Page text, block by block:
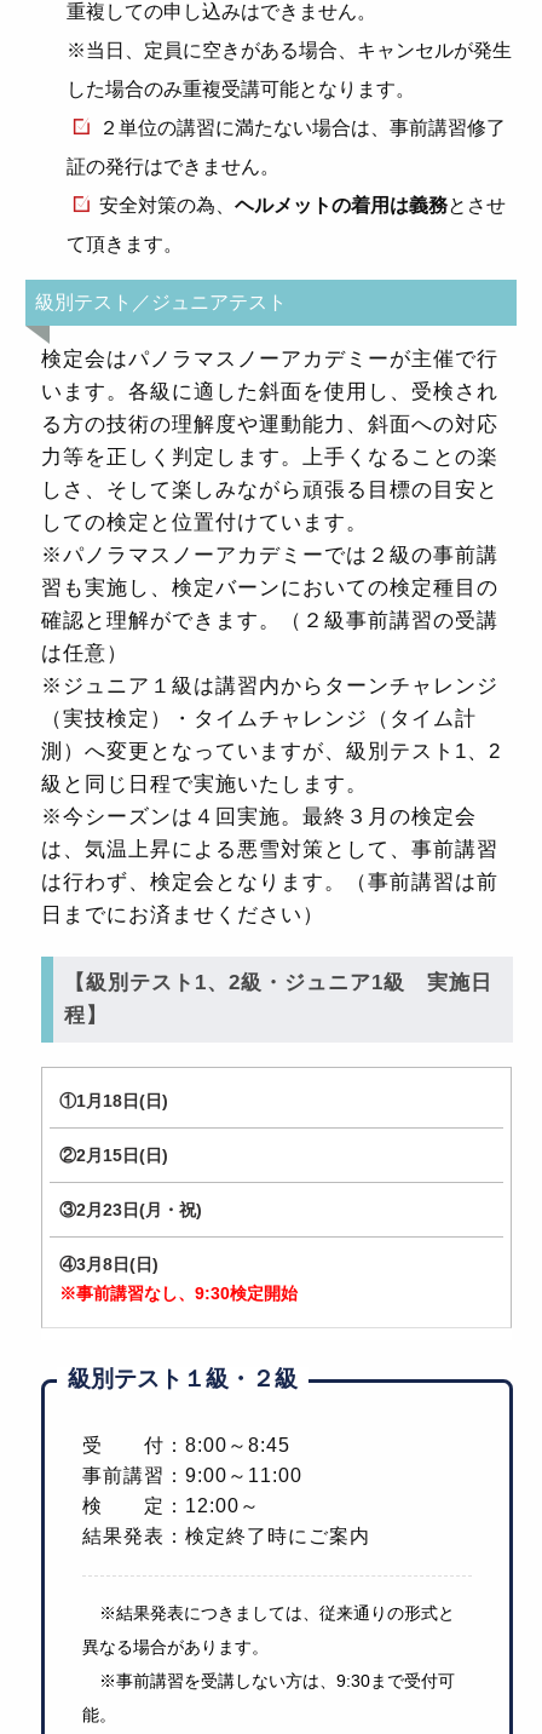
重複しての申し込みはできません。
※当日、定員に空きがある場合、キャンセルが発生
した場合のみ重複受講可能となります。
２単位の講習に満たない場合は、事前講習修了
証の発行はできません。
安全対策の為、ヘルメットの着用は義務とさせ
て頂きます。
級別テスト／ジュニアテスト
検定会はパノラマスノーアカデミーが主催で行
います。各級に適した斜面を使用し、受検され
る方の技術の理解度や運動能力、斜面への対応
力等を正しく判定します。上手くなることの楽
しさ、そして楽しみながら頑張る目標の目安と
しての検定と位置付けています。
※パノラマスノーアカデミーでは２級の事前講
習も実施し、検定バーンにおいての検定種目の
確認と理解ができます。（２級事前講習の受講
は任意）
※ジュニア１級は講習内からターンチャレンジ
（実技検定）・タイムチャレンジ（タイム計
測）へ変更となっていますが、級別テスト1、2
級と同じ日程で実施いたします。
※今シーズンは４回実施。最終３月の検定会
は、気温上昇による悪雪対策として、事前講習
は行わず、検定会となります。（事前講習は前
日までにお済ませください）
【級別テスト1、2級・ジュニア1級 実施日
程】
①1月18日(日)
②2月15日(日)
③2月23日(月・祝)
④3月8日(日)
※事前講習なし、9:30検定開始
級別テスト１級・２級
受 付：8:00～8:45
事前講習：9:00～11:00
検 定：12:00～
結果発表：検定終了時にご案内
※結果発表につきましては、従来通りの形式と
異なる場合があります。
※事前講習を受講しない方は、9:30まで受付可
能。